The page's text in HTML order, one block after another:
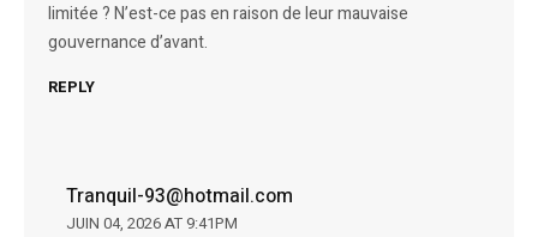
limitée ? N’est-ce pas en raison de leur mauvaise
gouvernance d’avant.
REPLY
Tranquil-93@hotmail.com
JUIN 04, 2026 AT 9:41PM